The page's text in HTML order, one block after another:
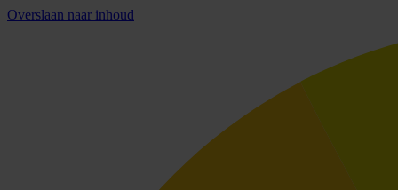
Overslaan naar inhoud